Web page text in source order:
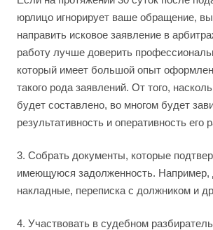
юрлицо игнорирует ваше обращение,
направить исковое заявление в
работу лучше доверить
который имеет большой опыт
такого рода заявлений. От того,
будет составлено, во многом будет
результативность и оперативность его
3. Собрать документы, которые
имеющуюся задолженность. Например,
накладные, переписка с должником и
4. Участвовать в судебном